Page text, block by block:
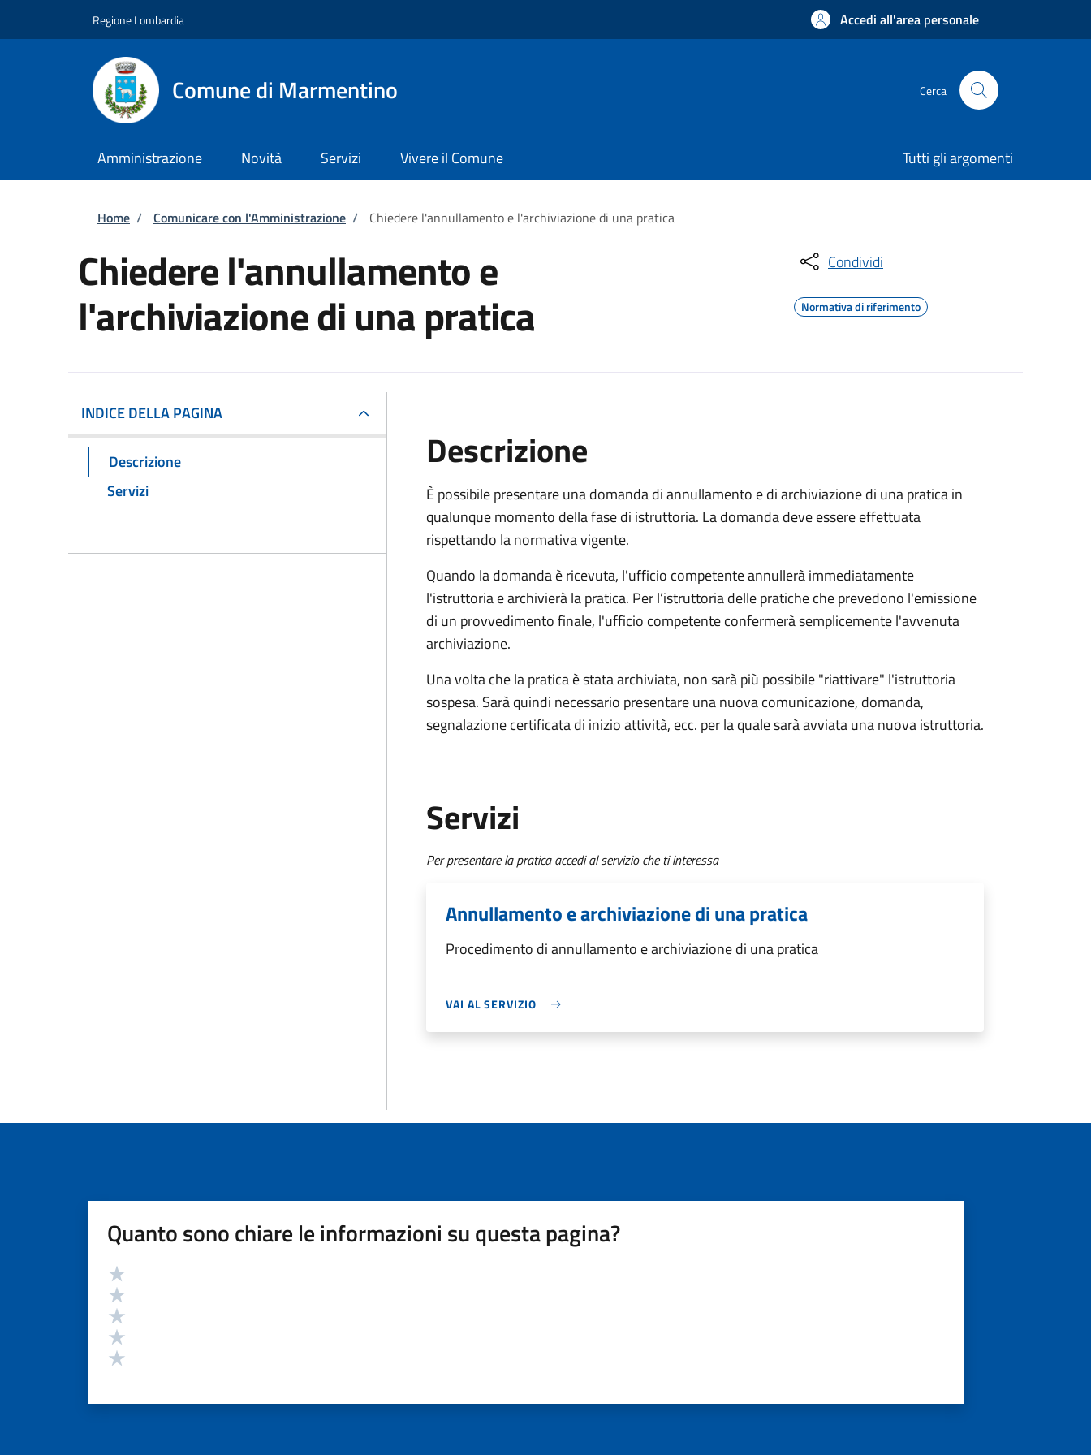
Regione Lombardia Accedi all'area personale
Comune di Marmentino Cerca
Amministrazione Novità Servizi Vivere il Comune Tutti gli argomenti
Briciole di pane
Home / Comunicare con l'Amministrazione / Chiedere l'annullamento e l'archiviazione di una pratica
Chiedere l'annullamento e
l'archiviazione di una pratica
Condividi
Normativa di riferimento
INDICE DELLA PAGINA
Descrizione
Servizi
Descrizione
È possibile presentare una domanda di annullamento e di archiviazione di una pratica in
qualunque momento della fase di istruttoria. La domanda deve essere effettuata
rispettando la normativa vigente.
Quando la domanda è ricevuta, l'ufficio competente annullerà immediatamente
l'istruttoria e archivierà la pratica. Per l’istruttoria delle pratiche che prevedono l'emissione
di un provvedimento finale, l'ufficio competente confermerà semplicemente l'avvenuta
archiviazione.
Una volta che la pratica è stata archiviata, non sarà più possibile "riattivare" l'istruttoria
sospesa. Sarà quindi necessario presentare una nuova comunicazione, domanda,
segnalazione certificata di inizio attività, ecc. per la quale sarà avviata una nuova istruttoria.
Servizi
Per presentare la pratica accedi al servizio che ti interessa
Annullamento e archiviazione di una pratica
Procedimento di annullamento e archiviazione di una pratica
VAI AL SERVIZIO
Quanto sono chiare le informazioni su questa pagina?
Valutazione